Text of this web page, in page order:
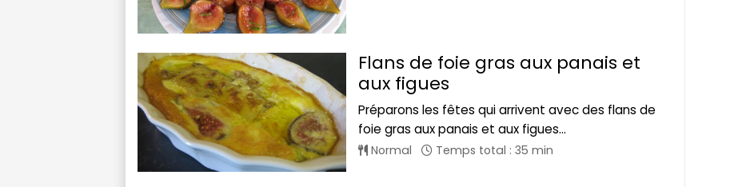
Flans de foie gras aux panais et
aux figues
Préparons les fêtes qui arrivent avec des flans de
foie gras aux panais et aux figues...
Normal Temps total : 35 min